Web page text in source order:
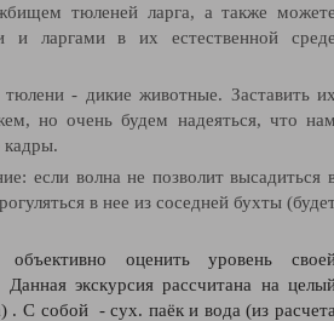
тюленей ларга, а также
и ларгами в их естественной
- дикие животные. Заставить
но очень будем надеяться, что
кадры.
если волна не позволит высадиться
в нее из соседней бухты
оценить уровень
Данная экскурсия рассчитана на
. С собой - сух. паёк и вода (из